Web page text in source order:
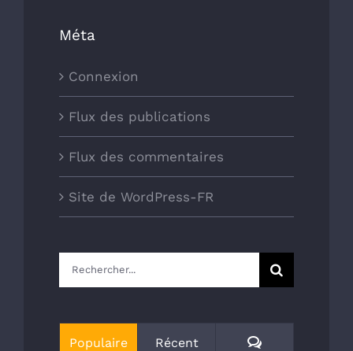
Méta
Connexion
Flux des publications
Flux des commentaires
Site de WordPress-FR
Rechercher:
Populaire Récent Commentaires